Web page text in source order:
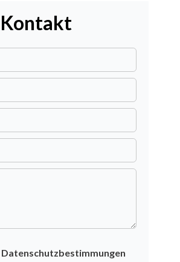
Kontakt
Datenschutzbestimmungen